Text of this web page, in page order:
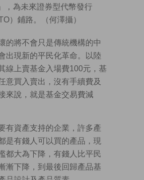
，為未來證券型代幣發行
）鋪路。（何澤攝）
的將不會只是傳統機構的中
出現新的平民化革命。以陸
線上賣基金入場費100元，基
意買入賣出，沒有手續費及
來說，就是基金交易費減
有資產支持的企業，許多產
是有錢人可以買的產品，現
都大為下降，有錢人比平民
漸下降，到最後回歸產品基